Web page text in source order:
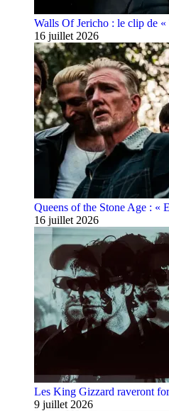
Walls Of Jericho : le clip de
16 juillet 2026
Queens of the Stone Age : «
16 juillet 2026
Les King Gizzard raveront
9 juillet 2026